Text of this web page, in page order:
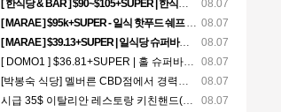
08.07
[ 한식당 & BAR ] $90~$105+SUPER | 한식쉐프 | CBD
08.07
[ MARAE ] $95k+SUPER - 일식 핫푸드 쉐프 - Chadstone
08.07
[ MARAE ] $39.13+SUPER | 일식당 슈퍼바이저 | Chadstone
08.07
[ DOMO1 ] $36.81+SUPER | 홀 슈퍼바이저 | Mel CBD
08.07
[박봉숙 식당] 멜버른 CBD점에서 경력직 쿡 Cook 직원 채용합니다
08.07
시급 35$ 이탈리안 레스토랑 키친핸드(시티)